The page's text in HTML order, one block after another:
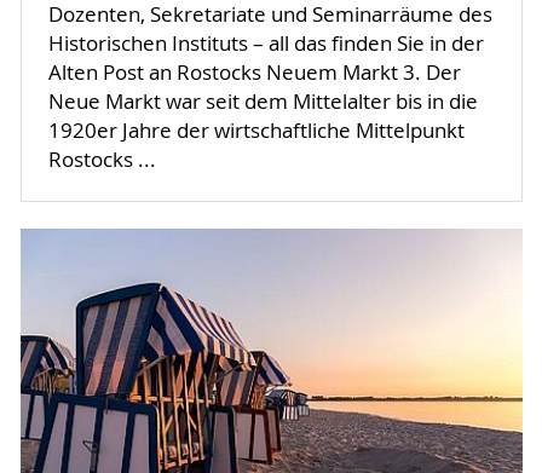
Dozenten, Sekretariate und Seminarräume des
Historischen Instituts – all das finden Sie in der
Alten Post an Rostocks Neuem Markt 3. Der
Neue Markt war seit dem Mittelalter bis in die
1920er Jahre der wirtschaftliche Mittelpunkt
Rostocks ...